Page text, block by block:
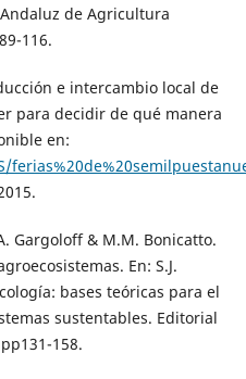
de Agricultura
116.
e intercambio local de
para decidir de qué manera
en:
Gargoloff & M.M. Bonicatto.
En: S.J.
bases teóricas para el
sustentables. Editorial
158.